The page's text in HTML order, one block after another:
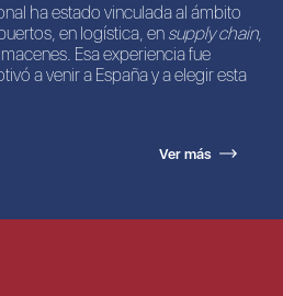
ha estado vinculada al ámbito
en logística, en supply chain,
Esa experiencia fue
a venir a España y a elegir esta
Ver más